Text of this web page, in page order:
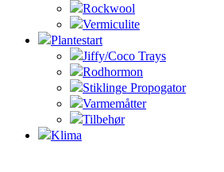
Rockwool
Vermiculite
Plantestart
Jiffy/Coco Trays
Rodhormon
Stiklinge Propogator
Varmemåtter
Tilbehør
Klima